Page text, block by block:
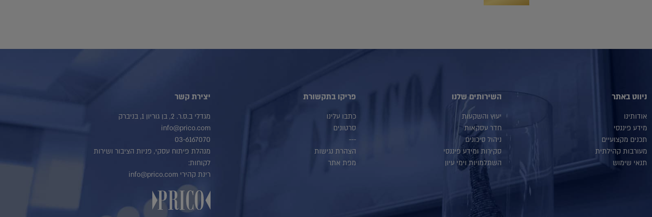
ניווט באתר
אודותינו
מידע פיננסי
תכנים מקצועיים
מעורבות קהילתית
תנאי שימוש
השירותים שלנו
יעוץ והשקעות
חדר עסקאות
ניהול סיכונים
סקירות ומידע פיננסי
השתלמויות וימי עיון
פריקו בתקשורת
כתבו עלינו
סרטונים
---
הצהרת נגישות
מפת אתר
יצירת קשר
מגדלי ב.ס.ר. 2, בן גוריון 1, בניברק
info@prico.com
03-6167070
מנהלת פיתוח עסקי, פניות הציבור ושירות
לקוחות:
רינת קהירי info@prico.com